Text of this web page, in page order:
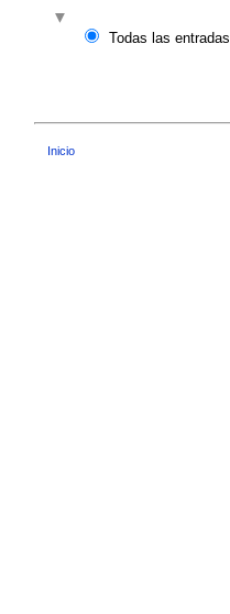
Todas las entradas
Inicio